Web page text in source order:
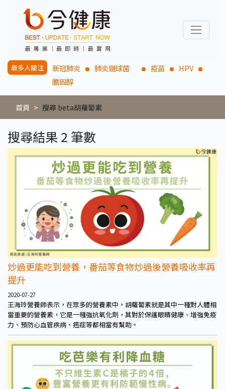
最多人關注 新冠肺炎 肺炎鏈球菌 疫苗
HPV
膽固醇
首頁 搜尋 beta胡蘿蔔素
搜尋結果 2 筆數
炒過更能吃到營養，番茄等食物炒過後營養吸收率再
提升
2020-07-27
王海玲營養師表示，在眾多的營養素中，胡蘿蔔素就是其中一種對人體相
當重要的營養素，它是一種強抗氧化劑，其對於保護眼睛健康、增強免疫
力、預防心血管疾病、癌症等都相當有幫助。